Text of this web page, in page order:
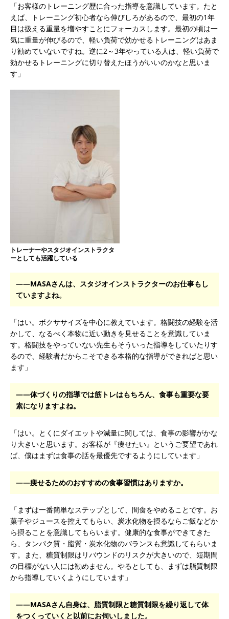
「お客様のトレーニング歴に合った指導を意識しています。たと
えば、トレーニング初心者なら伸びしろがあるので、最初の1年
目は扱える重量を増やすことにフォーカスします。最初の頃は一
気に重量が伸びるので、軽い負荷で効かせるトレーニングはあま
り勧めていないですね。逆に2～3年やっている人は、軽い負荷で
効かせるトレーニングに切り替えたほうがいいのかなと思いま
す」
トレーナーやスタジオインストラクタ
ーとしても活躍している
――MASAさんは、スタジオインストラクターのお仕事もし
ていますよね。
「はい。ボクササイズを中心に教えています。格闘技の経験を活
かして、なるべく本物に近い動きを見せることを意識していま
す。格闘技をやっていない先生もそういった指導をしていたりす
るので、経験者だからこそできる本格的な指導ができればと思い
ます」
――体づくりの指導では筋トレはもちろん、食事も重要な要
素になりますよね。
「はい。とくにダイエットや減量に関しては、食事の影響がかな
り大きいと思います。お客様が『痩せたい』というご要望であれ
ば、僕はまずは食事の話を最優先でするようにしています」
――痩せるためのおすすめの食事習慣はありますか。
「まずは一番簡単なステップとして、間食をやめることです。お
菓子やジュースを控えてもらい、炭水化物を摂るならご飯などか
ら摂ることを意識してもらいます。健康的な食事ができてきた
ら、タンパク質・脂質・炭水化物のバランスも意識してもらいま
す。また、糖質制限はリバウンドのリスクが大きいので、短期間
の目標がない人には勧めません。やるとしても、まずは脂質制限
から指導していくようにしています」
――MASAさん自身は、脂質制限と糖質制限を繰り返して体
をつくっていくと以前にお伺いしました。